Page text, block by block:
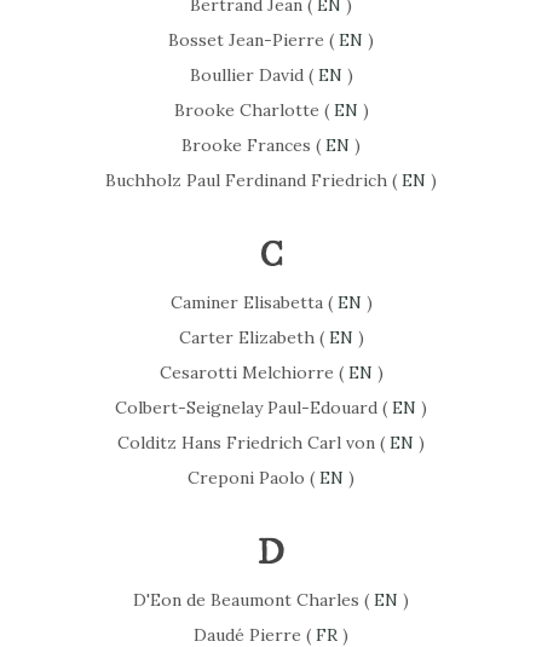
Bertrand Jean ( EN )
Bosset Jean-Pierre ( EN )
Boullier David ( EN )
Brooke Charlotte ( EN )
Brooke Frances ( EN )
Buchholz Paul Ferdinand Friedrich ( EN )
C
Caminer Elisabetta ( EN )
Carter Elizabeth ( EN )
Cesarotti Melchiorre ( EN )
Colbert-Seignelay Paul-Edouard ( EN )
Colditz Hans Friedrich Carl von ( EN )
Creponi Paolo ( EN )
D
D'Eon de Beaumont Charles ( EN )
Daudé Pierre ( FR )